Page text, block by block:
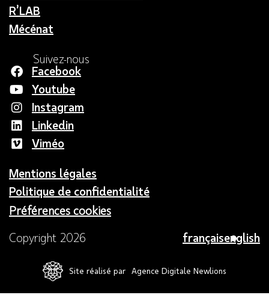
R’LAB
Mécénat
Suivez-nous
Facebook
Youtube
Instagram
Linkedin
Viméo
Mentions légales
Politique de confidentialité
Préférences cookies
Copyright 2026 françaisenglish
Site réalisé par Agence Digitale Newlions